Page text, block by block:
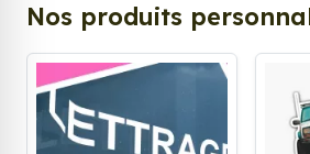
Nos produits